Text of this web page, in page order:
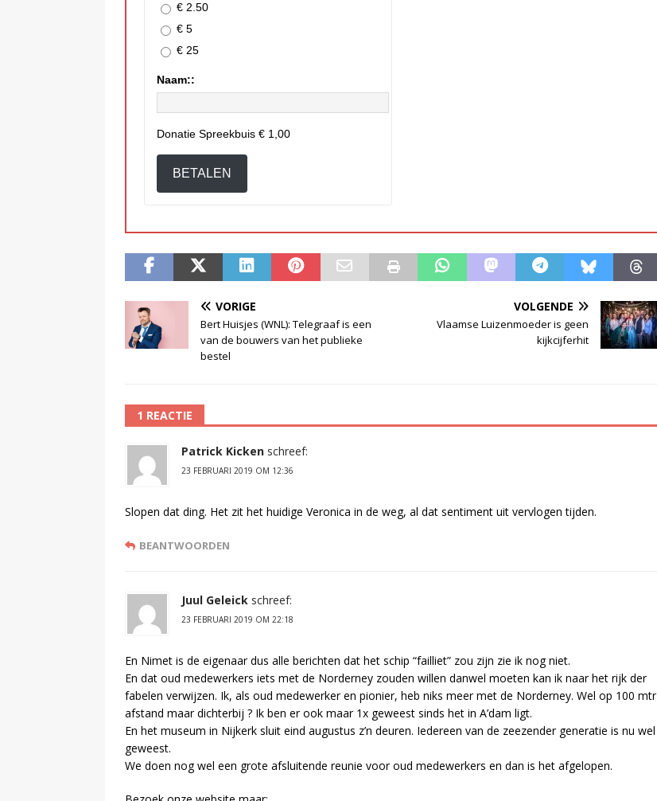
€ 2.50
€ 5
€ 25
Naam::
Donatie Spreekbuis € 1,00
BETALEN
VORIGE
Bert Huisjes (WNL): Telegraaf is een
van de bouwers van het publieke
bestel
VOLGENDE
Vlaamse Luizenmoeder is geen
kijkcijferhit
1 REACTIE
Patrick Kicken schreef:
23 FEBRUARI 2019 OM 12:36
Slopen dat ding. Het zit het huidige Veronica in de weg, al dat sentiment uit vervlogen tijden.
BEANTWOORDEN
Juul Geleick schreef:
23 FEBRUARI 2019 OM 22:18
En Nimet is de eigenaar dus alle berichten dat het schip “failliet” zou zijn zie ik nog niet.
En dat oud medewerkers iets met de Norderney zouden willen danwel moeten kan ik naar het rijk der
fabelen verwijzen. Ik, als oud medewerker en pionier, heb niks meer met de Norderney. Wel op 100 mtr
afstand maar dichterbij ? Ik ben er ook maar 1x geweest sinds het in A’dam ligt.
En het museum in Nijkerk sluit eind augustus z’n deuren. Iedereen van de zeezender generatie is nu wel
geweest.
We doen nog wel een grote afsluitende reunie voor oud medewerkers en dan is het afgelopen.